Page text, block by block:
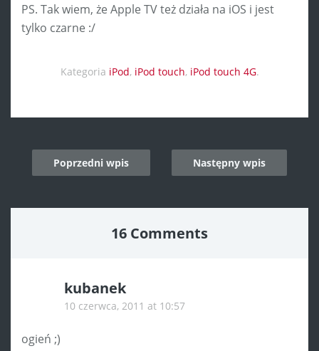
PS. Tak wiem, że Apple TV też działa na iOS i jest
tylko czarne :/
Kategoria iPod, iPod touch, iPod touch 4G.
Post
navigation
Poprzedni wpis Następny wpis
16 Comments
kubanek
10 czerwca, 2011 at 10:57
ogień ;)